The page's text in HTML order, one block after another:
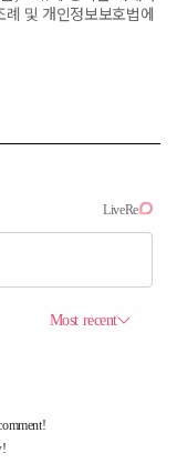
및 개인정보보호법에